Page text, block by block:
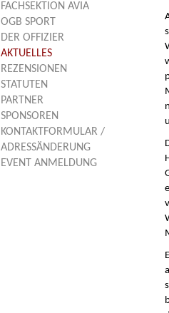
FACHSEKTION AVIA
OGB SPORT
DER OFFIZIER
AKTUELLES
REZENSIONEN
STATUTEN
PARTNER
SPONSOREN
KONTAKTFORMULAR /
ADRESSÄNDERUNG
EVENT ANMELDUNG